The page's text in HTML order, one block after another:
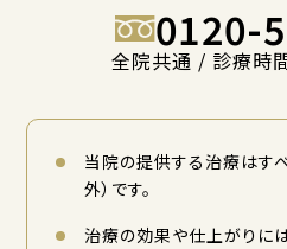
0120-
全院共通 / 診療時
当院の提供する治療はす
外）です。
治療の効果や仕上がりに